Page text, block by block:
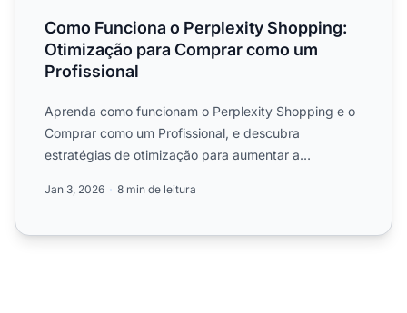
Como Funciona o Perplexity Shopping:
Otimização para Comprar como um
Profissional
Aprenda como funcionam o Perplexity Shopping e o
Comprar como um Profissional, e descubra
estratégias de otimização para aumentar a
Jan 3, 2026 8 min de leitura